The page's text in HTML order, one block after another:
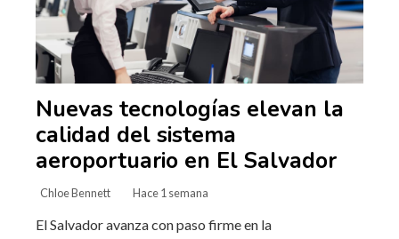
Nuevas tecnologías elevan la
calidad del sistema
aeroportuario en El Salvador
Chloe Bennett Hace 1 semana
El Salvador avanza con paso firme en la